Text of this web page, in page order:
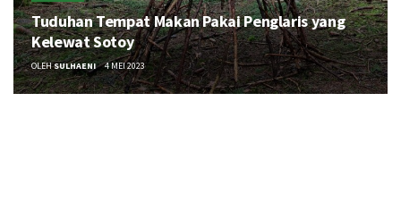
Tuduhan Tempat Makan Pakai Penglaris yang
Kelewat Sotoy
OLEHSULHAENI 4 MEI 2023